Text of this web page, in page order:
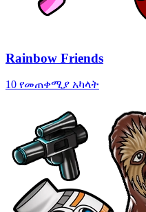
Rainbow Friends
10 የመጠቀሚያ አካላት